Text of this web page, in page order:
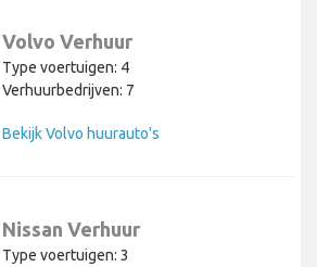
Volvo Verhuur
Type voertuigen: 4
Verhuurbedrijven: 7
Bekijk Volvo huurauto's
Nissan Verhuur
Type voertuigen: 3